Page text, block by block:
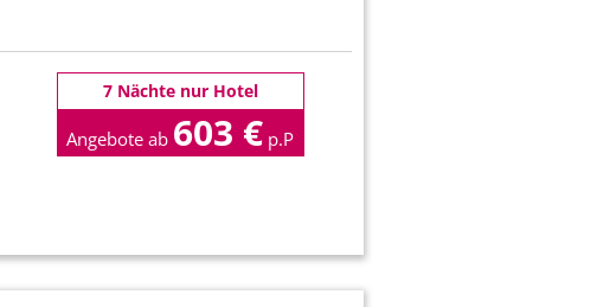
7 Nächte nur Hotel
Angebote ab 603 € p.P